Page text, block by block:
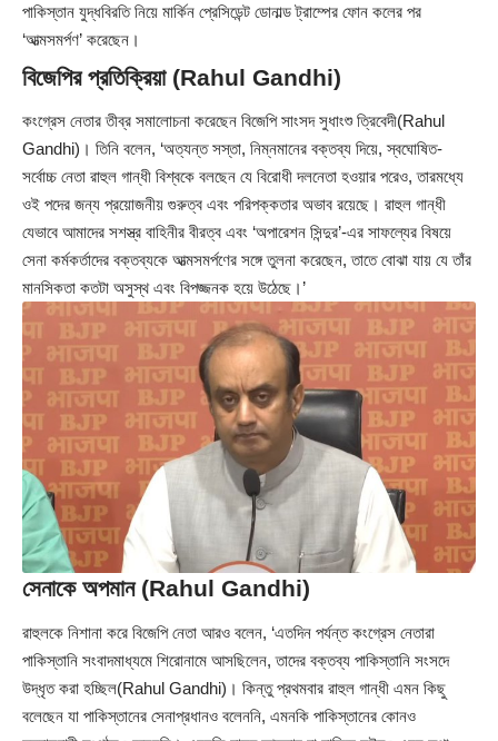
পাকিস্তান যুদ্ধবিরতি নিয়ে মার্কিন প্রেসিডেন্ট ডোনাল্ড ট্রাম্পের ফোন কলের পর
‘আত্মসমর্পণ’ করেছেন।
বিজেপির প্রতিক্রিয়া (Rahul Gandhi)
কংগ্রেস নেতার তীব্র সমালোচনা করেছেন বিজেপি সাংসদ সুধাংশু ত্রিবেদী(Rahul
Gandhi)। তিনি বলেন, ‘অত্যন্ত সস্তা, নিম্নমানের বক্তব্য দিয়ে, স্বঘোষিত-
সর্বোচ্চ নেতা রাহুল গান্ধী বিশ্বকে বলছেন যে বিরোধী দলনেতা হওয়ার পরেও, তারমধ্যে
ওই পদের জন্য প্রয়োজনীয় গুরুত্ব এবং পরিপক্কতার অভাব রয়েছে। রাহুল গান্ধী
যেভাবে আমাদের সশস্ত্র বাহিনীর বীরত্ব এবং ‘অপারেশন সিন্দুর’-এর সাফল্যের বিষয়ে
সেনা কর্মকর্তাদের বক্তব্যকে আত্মসমর্পণের সঙ্গে তুলনা করেছেন, তাতে বোঝা যায় যে তাঁর
মানসিকতা কতটা অসুস্থ এবং বিপজ্জনক হয়ে উঠেছে।’
সেনাকে অপমান (Rahul Gandhi)
রাহুলকে নিশানা করে বিজেপি নেতা আরও বলেন, ‘এতদিন পর্যন্ত কংগ্রেস নেতারা
পাকিস্তানি সংবাদমাধ্যমে শিরোনামে আসছিলেন, তাদের বক্তব্য পাকিস্তানি সংসদে
উদ্ধৃত করা হচ্ছিল(Rahul Gandhi)। কিন্তু প্রথমবার রাহুল গান্ধী এমন কিছু
বলেছেন যা পাকিস্তানের সেনাপ্রধানও বলেননি, এমনকি পাকিস্তানের কোনও